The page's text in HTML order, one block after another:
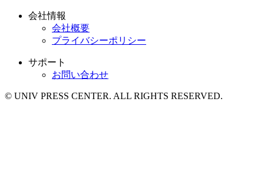
会社情報
会社概要
プライバシーポリシー
サポート
お問い合わせ
© UNIV PRESS CENTER. ALL RIGHTS RESERVED.